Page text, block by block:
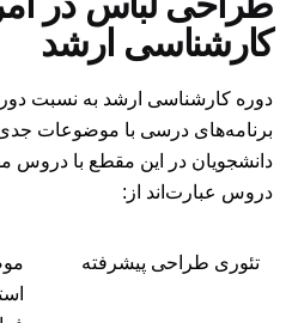
کارشناسی ارشد
دوره کارشناسی ارشد به نسبت
برنامه‌های درسی با موضوعات
دانشجویان در این مقطع با دروس
دروس عبارت‌اند از:‌
تئوری طراحی پیشرفته